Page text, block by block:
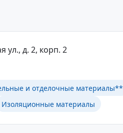
ул., д. 2, корп. 2
и отделочные материалы**
Изоляционные материалы